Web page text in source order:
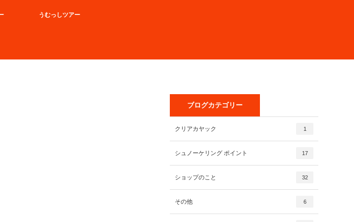
うむっしツアー
ブログカテゴリー
クリアカヤック 1
シュノーケリング ポイント 17
ショップのこと 32
その他 6